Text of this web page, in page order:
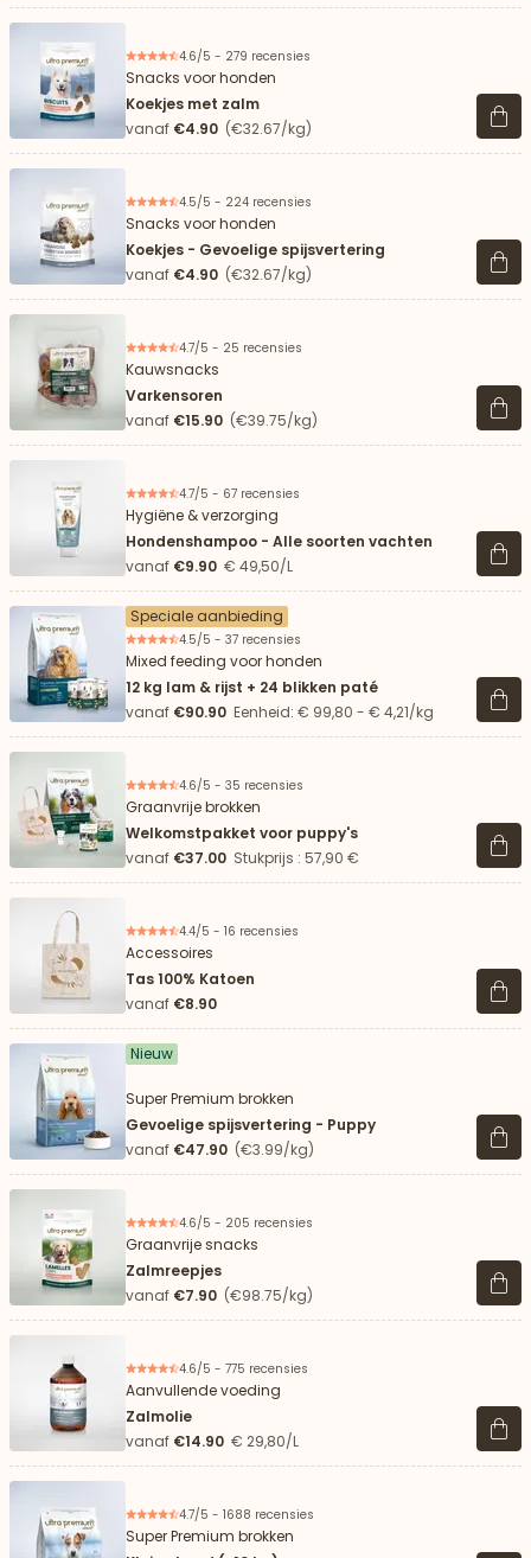
4.6/5 - 279 recensies
Snacks voor honden
Koekjes met zalm
vanaf €4.90 (€32.67/kg)
4.5/5 - 224 recensies
Snacks voor honden
Koekjes - Gevoelige spijsvertering
vanaf €4.90 (€32.67/kg)
4.7/5 - 25 recensies
Kauwsnacks
Varkensoren
vanaf €15.90 (€39.75/kg)
4.7/5 - 67 recensies
Hygiëne & verzorging
Hondenshampoo - Alle soorten vachten
vanaf €9.90 € 49,50/L
Speciale aanbieding
4.5/5 - 37 recensies
Mixed feeding voor honden
12 kg lam & rijst + 24 blikken paté
vanaf €90.90 Eenheid: € 99,80 - € 4,21/kg
4.6/5 - 35 recensies
Graanvrije brokken
Welkomstpakket voor puppy's
vanaf €37.00 Stukprijs : 57,90 €
4.4/5 - 16 recensies
Accessoires
Tas 100% Katoen
vanaf €8.90
Nieuw
Super Premium brokken
Gevoelige spijsvertering - Puppy
vanaf €47.90 (€3.99/kg)
4.6/5 - 205 recensies
Graanvrije snacks
Zalmreepjes
vanaf €7.90 (€98.75/kg)
4.6/5 - 775 recensies
Aanvullende voeding
Zalmolie
vanaf €14.90 € 29,80/L
4.7/5 - 1688 recensies
Super Premium brokken